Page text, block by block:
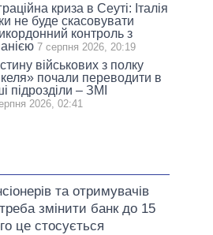
криза в Сеуті: Італія
не буде скасовувати
контроль з
7 серпня 2026, 20:19
військових з полку
почали переводити в
підрозділи – ЗМІ
2026, 02:41
та отримувачів
змінити банк до 15
це стосується